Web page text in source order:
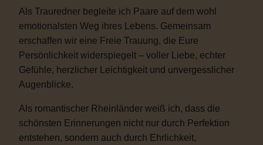
Als Trauredner begleite ich Paare auf dem wohl
emotionalsten Weg ihres Lebens. Gemeinsam
erschaffen wir eine Freie Trauung, die Eure
Persönlichkeit widerspiegelt – voller Liebe, echter
Gefühle, herzlicher Leichtigkeit und unvergesslicher
Augenblicke.
Als romantischer Rheinländer weiß ich, dass die
schönsten Erinnerungen nicht nur durch Perfektion
entstehen, sondern auch durch Ehrlichkeit,